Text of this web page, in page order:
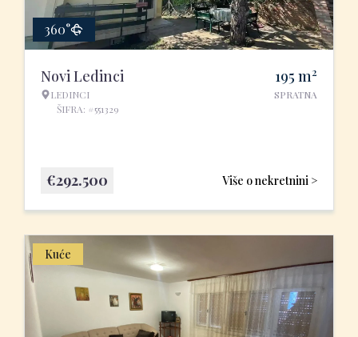
360°
Novi Ledinci
LEDINCI
ŠIFRA: #551329
195 m2
SPRATNA
Više o nekretnini >
€292.500
Kuće